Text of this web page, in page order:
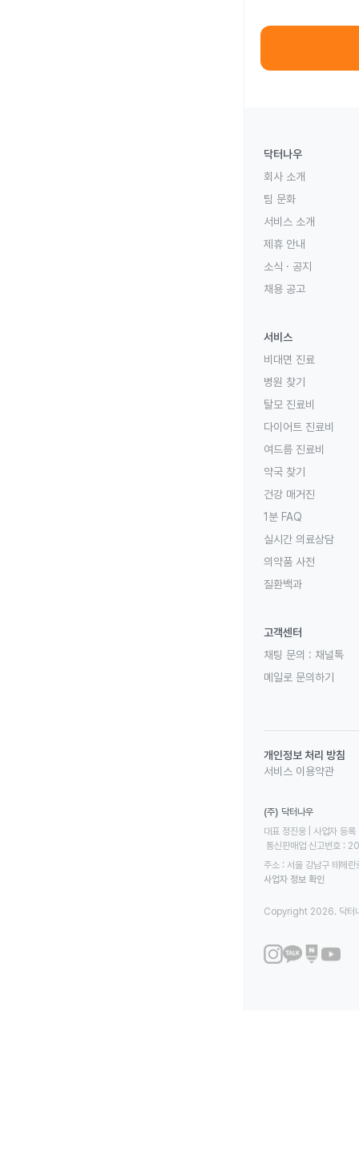
닥터나우
회사 소개
팀 문화
서비스 소개
제휴 안내
소식 · 공지
채용 공고
서비스
비대면 진료
병원 찾기
탈모 진료비
다이어트 진료비
여드름 진료비
약국 찾기
건강 매거진
1분 FAQ
실시간 의료상담
의약품 사전
질환백과
고객센터
채팅 문의 : 채널톡
메일로 문의하기
개인정보 처리 방침
서비스 이용약관
(주) 닥터나우
대표 정진웅 | 사업자
통신판매업 신고번호
주소 : 서울 강남구 테헤
사업자 정보 확인
Copyright 2026. 닥터